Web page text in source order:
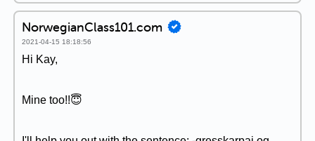
NorwegianClass101.com
2021-04-15 18:18:56
Hi Kay,
Mine too!!😇